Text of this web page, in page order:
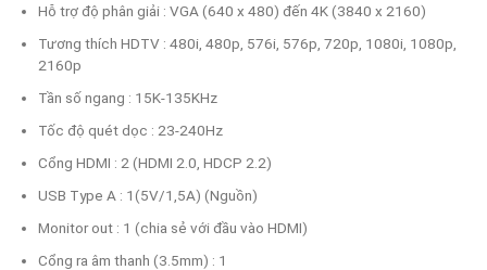
Hỗ trợ độ phân giải : VGA (640 x 480) đến 4K (3840 x 2160)
Tương thích HDTV : 480i, 480p, 576i, 576p, 720p, 1080i, 1080p,
2160p
Tần số ngang : 15K-135KHz
Tốc độ quét dọc : 23-240Hz
Cổng HDMI : 2 (HDMI 2.0, HDCP 2.2)
USB Type A : 1(5V/1,5A) (Nguồn)
Monitor out : 1 (chia sẻ với đầu vào HDMI)
Cổng ra âm thanh (3.5mm) : 1